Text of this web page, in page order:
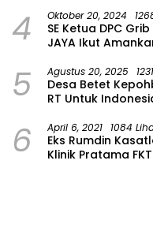
4 Oktober 20, 2024
SE Ketua DPC
JAYA Ikut
5 Agustus 20, 2025
Desa Betet
RT Untuk
6 April 6, 2021 1084
Eks Rumdin
Klinik Pratama